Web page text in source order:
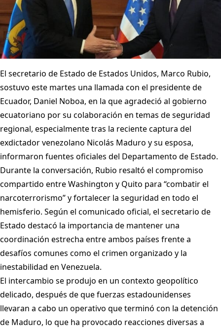
El secretario de Estado de Estados Unidos, Marco Rubio,
sostuvo este martes una llamada con el presidente de
Ecuador, Daniel Noboa, en la que agradeció al gobierno
ecuatoriano por su colaboración en temas de seguridad
regional, especialmente tras la reciente captura del
exdictador venezolano Nicolás Maduro y su esposa,
informaron fuentes oficiales del Departamento de Estado.
Durante la conversación, Rubio resaltó el compromiso
compartido entre Washington y Quito para “combatir el
narcoterrorismo” y fortalecer la seguridad en todo el
hemisferio. Según el comunicado oficial, el secretario de
Estado destacó la importancia de mantener una
coordinación estrecha entre ambos países frente a
desafíos comunes como el crimen organizado y la
inestabilidad en Venezuela.
El intercambio se produjo en un contexto geopolítico
delicado, después de que fuerzas estadounidenses
llevaran a cabo un operativo que terminó con la detención
de Maduro, lo que ha provocado reacciones diversas a